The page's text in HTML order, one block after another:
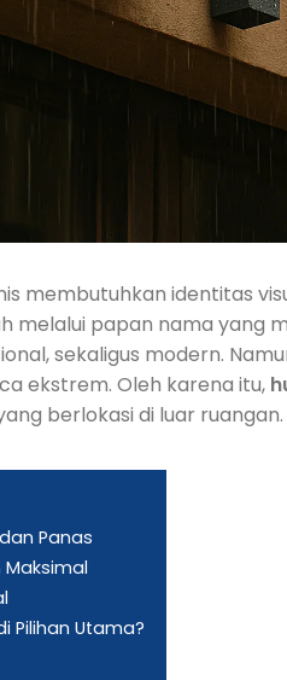
membutuhkan identitas
melalui papan nama yang
sekaligus modern.
ekstrem. Oleh karena itu,
berlokasi di luar ruangan.
Panas
Pilihan Utama?